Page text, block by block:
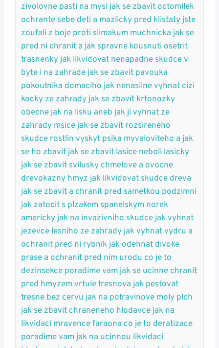
zivolovne pasti na mysi jak se zbavit octomilek
ochrante sebe deti a mazlicky pred klistaty jste
zoufali z boje proti slimakum muchnicka jak se
pred ni chranit a jak spravne kousnuti osetrit
trasnenky jak likvidovat nenapadne skudce v
byte i na zahrade jak se zbavit pavouka
pokoutnika domaciho jak nenasilne vyhnat cizi
kocky ze zahrady jak se zbavit krtonozky
obecne jak na lisku aneb jak ji vyhnat ze
zahrady msice jak se zbavit rozsireneho
skudce rostlin vyskyt psika myvaloviteho a jak
se ho zbavit jak se zbavit lasice neboli lasicky
jak se zbavit svilusky chmelove a ovocne
drevokazny hmyz jak likvidovat skudce dreva
jak se zbavit a chranit pred sametkou podzimni
jak zatocit s plzakem spanelskym norek
americky jak na invazivniho skudce jak vyhnat
jezevce lesniho ze zahrady jak vyhnat vydru a
ochranit pred ni rybnik jak odehnat divoke
prase a ochranit pred nim urodu co je to
dezinsekce poradime vam jak se ucinne chranit
pred hmyzem vrtule tresnova jak pestovat
tresne bez cervu jak na potravinove moly plch
jak se zbavit chraneneho hlodavce jak na
likvidaci mravence faraona co je to deratizace
poradime vam jak na ucinnou likvidaci